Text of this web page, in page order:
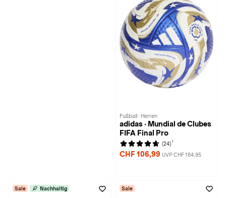
Fußball · Herren
adidas · Mundial de Clubes
FIFA Final Pro
(24) 1
CHF 106,99 UVP CHF 164,95
Sale Nachhaltig Sale